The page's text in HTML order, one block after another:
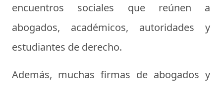
encuentros sociales que reúnen a
abogados, académicos, autoridades y
estudiantes de derecho.
Además, muchas firmas de abogados y